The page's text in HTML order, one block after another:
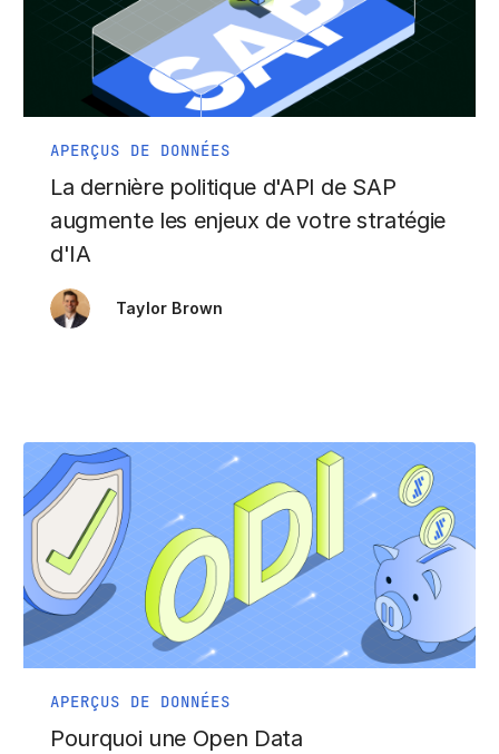
APERÇUS DE DONNÉES
La dernière politique d'API de SAP
augmente les enjeux de votre stratégie
d'IA
Taylor Brown
APERÇUS DE DONNÉES
Pourquoi une Open Data